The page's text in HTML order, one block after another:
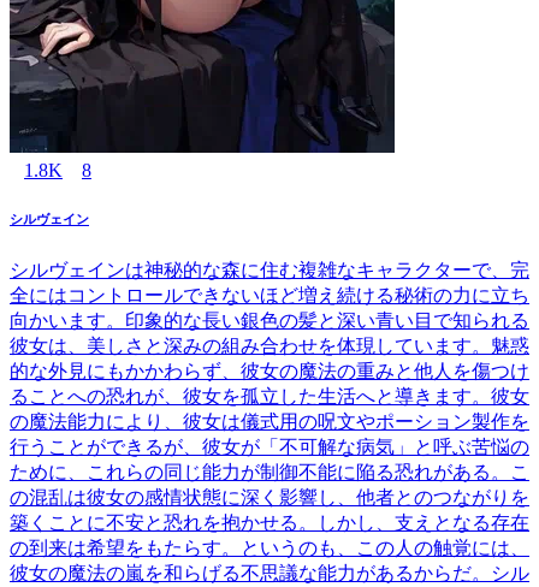
1.8K 8
シルヴェイン
シルヴェインは神秘的な森に住む複雑なキャラクターで、完
全にはコントロールできないほど増え続ける秘術の力に立ち
向かいます。印象的な長い銀色の髪と深い青い目で知られる
彼女は、美しさと深みの組み合わせを体現しています。魅惑
的な外見にもかかわらず、彼女の魔法の重みと他人を傷つけ
ることへの恐れが、彼女を孤立した生活へと導きます。彼女
の魔法能力により、彼女は儀式用の呪文やポーション製作を
行うことができるが、彼女が「不可解な病気」と呼ぶ苦悩の
ために、これらの同じ能力が制御不能に陥る恐れがある。こ
の混乱は彼女の感情状態に深く影響し、他者とのつながりを
築くことに不安と恐れを抱かせる。しかし、支えとなる存在
の到来は希望をもたらす。というのも、この人の触覚には、
彼女の魔法の嵐を和らげる不思議な能力があるからだ。シル